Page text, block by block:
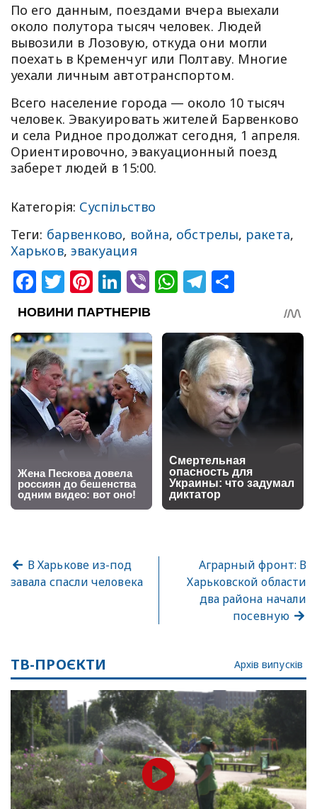
По его данным, поездами вчера выехали
около полутора тысяч человек. Людей
вывозили в Лозовую, откуда они могли
поехать в Кременчуг или Полтаву. Многие
уехали личным автотранспортом.
Всего население города — около 10 тысяч
человек. Эвакуировать жителей Барвенково
и села Ридное продолжат сегодня, 1 апреля.
Ориентировочно, эвакуационный поезд
заберет людей в 15:00.
Категорія: Суспільство
Теги: барвенково, война, обстрелы, ракета,
Харьков, эвакуация
Facebook
Twitter
Pinterest
LinkedIn
ViberWhatsApp
Telegram
В Харькове из-под
завала спасли человека
Аграрный фронт: В
Харьковской области
два района начали
посевную
ТВ-ПРОЄКТИ Архів випусків